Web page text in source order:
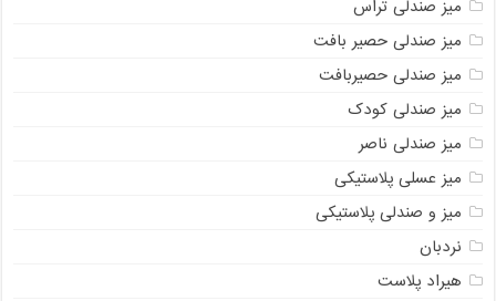
میز صندلی تراس
میز صندلی حصیر بافت
میز صندلی حصیربافت
میز صندلی کودک
میز صندلی ناصر
میز عسلی پلاستیکی
میز و صندلی پلاستیکی
نردبان
هیراد پلاست